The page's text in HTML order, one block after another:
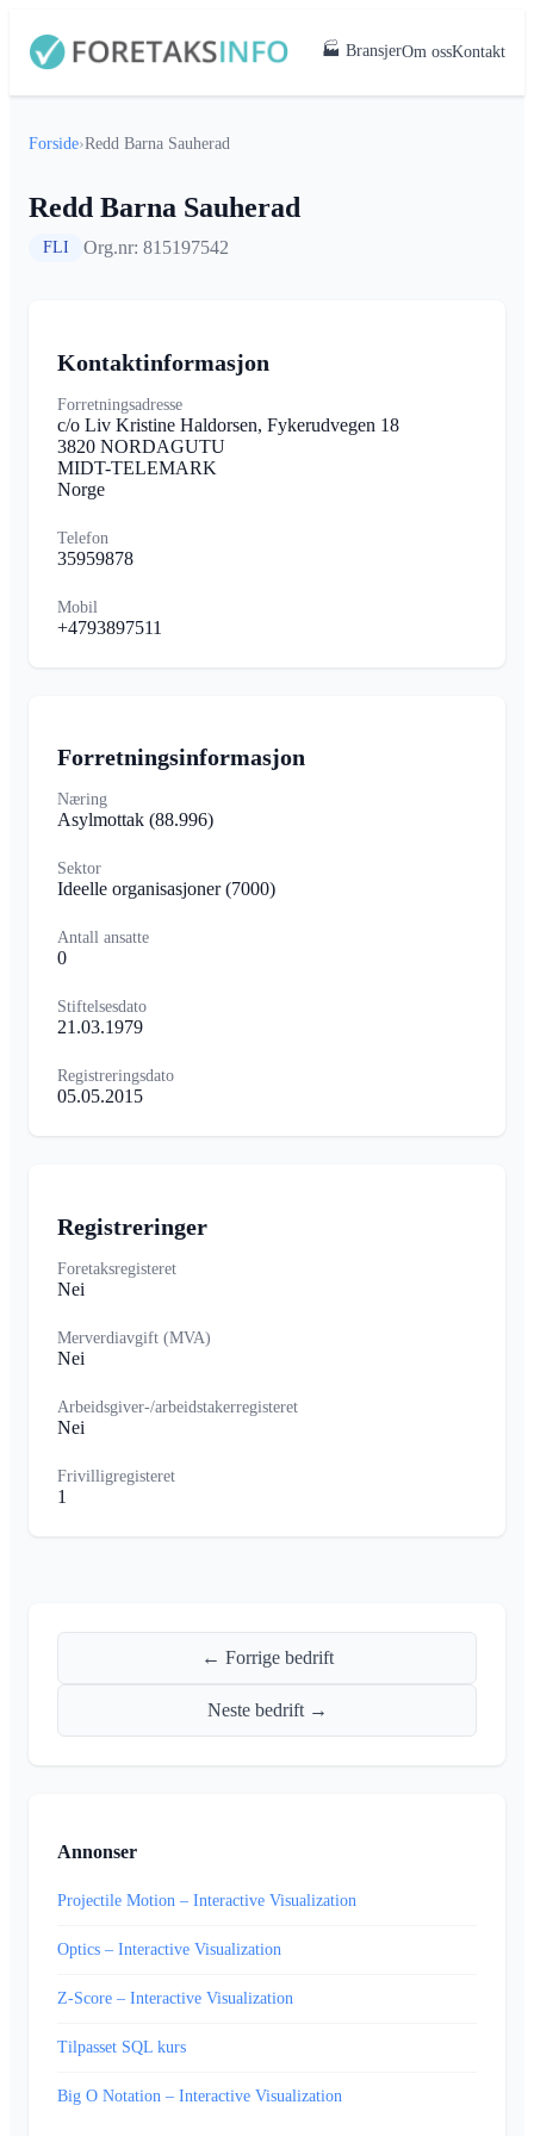
🏭 BransjerOm ossKontakt
Forside›Redd Barna Sauherad
Redd Barna Sauherad
FLI Org.nr: 815197542
Kontaktinformasjon
Forretningsadresse
c/o Liv Kristine Haldorsen, Fykerudvegen 18
3820 NORDAGUTU
MIDT-TELEMARK
Norge
Telefon
35959878
Mobil
+4793897511
Forretningsinformasjon
Næring
Asylmottak (88.996)
Sektor
Ideelle organisasjoner(7000)
Antall ansatte
0
Stiftelsesdato
21.03.1979
Registreringsdato
05.05.2015
Registreringer
Foretaksregisteret
Nei
Merverdiavgift (MVA)
Nei
Arbeidsgiver-/arbeidstakerregisteret
Nei
Frivilligregisteret
1
← Forrige bedrift
Neste bedrift →
Annonser
Projectile Motion – Interactive Visualization
Optics – Interactive Visualization
Z-Score – Interactive Visualization
Tilpasset SQL kurs
Big O Notation – Interactive Visualization